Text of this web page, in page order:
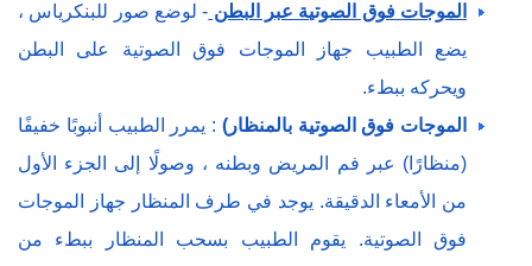
الموجات فوق الصوتية عبر البطن - لوضع صور للبنكرياس ،
يضع الطبيب جهاز الموجات فوق الصوتية على البطن
ويحركه ببطء.
الموجات فوق الصوتية بالمنظار) : يمرر الطبيب أنبوبًا خفيفًا
(منظارًا) عبر فم المريض وبطنه ، وصولًا إلى الجزء الأول
من الأمعاء الدقيقة. يوجد في طرف المنظار جهاز الموجات
فوق الصوتية. يقوم الطبيب بسحب المنظار ببطء من